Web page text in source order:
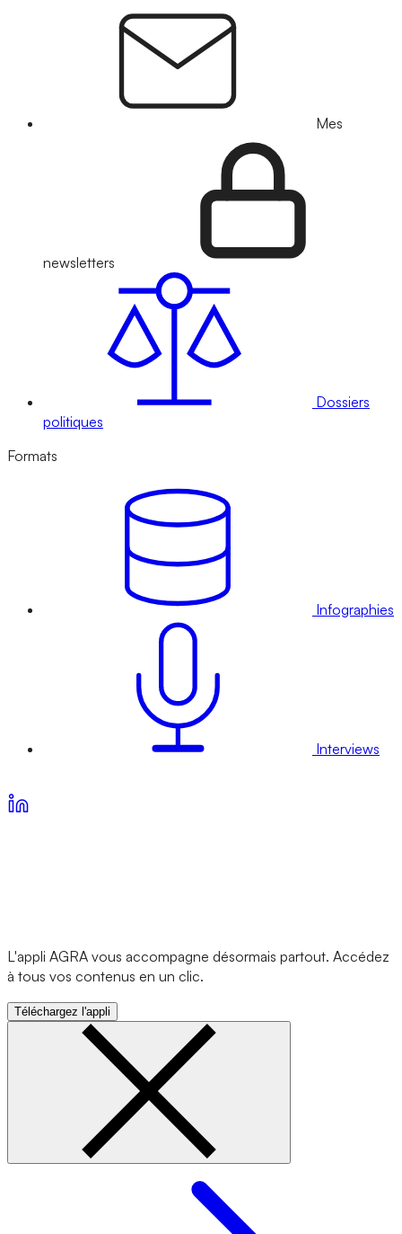
Mes
newsletters
Dossiers
politiques
Formats
Infographies
Interviews
L'appli AGRA vous accompagne désormais partout. Accédez
à tous vos contenus en un clic.
Téléchargez l'appli